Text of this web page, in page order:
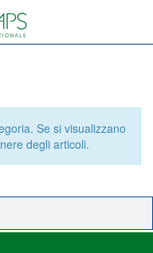
Se si visualizzano
degli articoli.